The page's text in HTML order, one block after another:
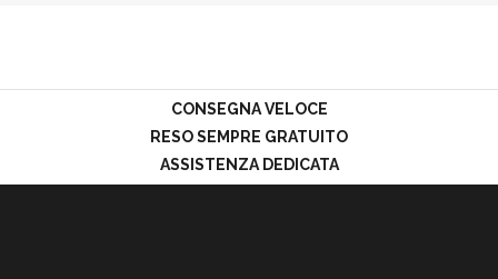
BLOG
CONSEGNA VELOCE
RESO SEMPRE GRATUITO
ASSISTENZA DEDICATA